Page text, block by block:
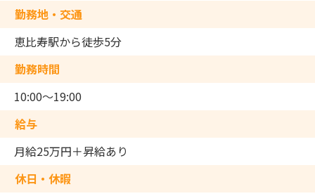
勤務地・交通
恵比寿駅から徒歩5分
勤務時間
10:00～19:00
給与
月給25万円＋昇給あり
休日・休暇